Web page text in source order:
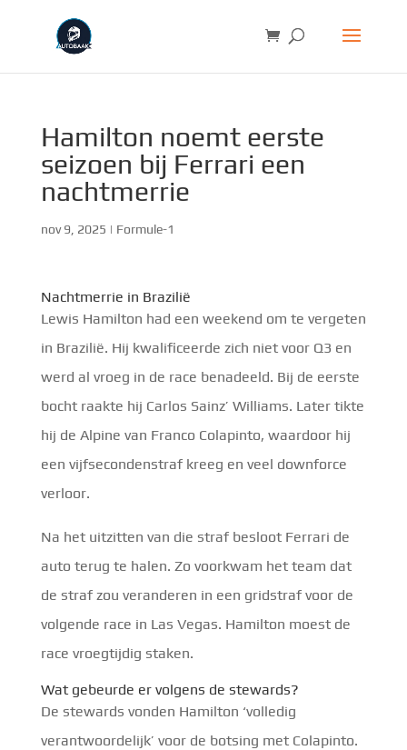
Hamilton noemt eerste
seizoen bij Ferrari een
nachtmerrie
nov 9, 2025 | Formule-1
Nachtmerrie in Brazilië
Lewis Hamilton had een weekend om te vergeten
in Brazilië. Hij kwalificeerde zich niet voor Q3 en
werd al vroeg in de race benadeeld. Bij de eerste
bocht raakte hij Carlos Sainz’ Williams. Later tikte
hij de Alpine van Franco Colapinto, waardoor hij
een vijfsecondenstraf kreeg en veel downforce
verloor.
Na het uitzitten van die straf besloot Ferrari de
auto terug te halen. Zo voorkwam het team dat
de straf zou veranderen in een gridstraf voor de
volgende race in Las Vegas. Hamilton moest de
race vroegtijdig staken.
Wat gebeurde er volgens de stewards?
De stewards vonden Hamilton ‘volledig
verantwoordelijk’ voor de botsing met Colapinto.